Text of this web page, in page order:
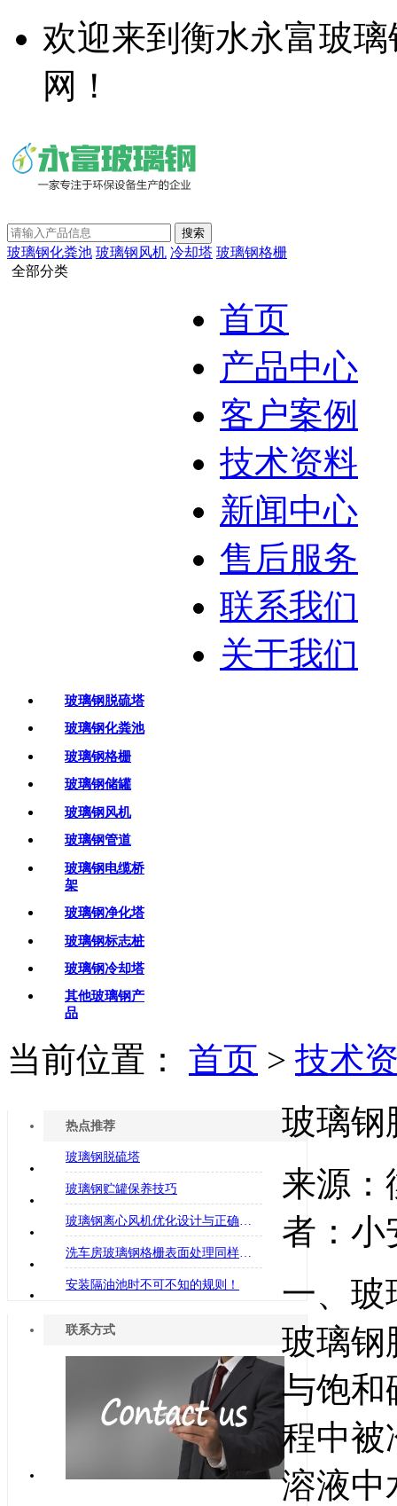
欢迎来到衡水永富玻
网！
玻璃钢化粪池 玻璃钢风机 冷却塔 玻璃钢格栅
全部分类
首页
产品中心
客户案例
技术资料
新闻中心
售后服务
联系我们
关于我们
玻璃钢脱硫塔
玻璃钢化粪池
玻璃钢格栅
玻璃钢储罐
玻璃钢风机
玻璃钢管道
玻璃钢电缆桥
架
玻璃钢净化塔
玻璃钢标志桩
玻璃钢冷却塔
其他玻璃钢产
品
当前位置： 首页 > 技术
热点推荐
玻璃钢脱硫塔
玻璃钢贮罐保养技巧
玻璃钢离心风机优化设计与正确使用方法
洗车房玻璃钢格栅表面处理同样重要
安装隔油池时不可不知的规则！
联系方式
玻璃钢
来源
者：
一、玻
玻璃钢
与饱和
程中被
溶液中